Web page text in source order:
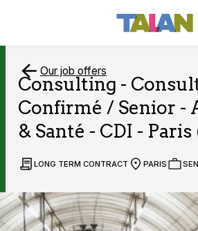
Our job offers
Consulting -
Confirmé / Senior -
& Santé - CDI -
LONG TERM CONTRACT PARIS